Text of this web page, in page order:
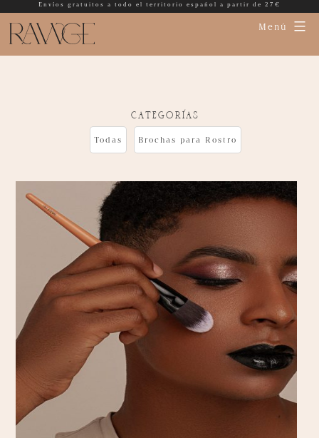
Menú
Envíos gratuitos a todo el territorio español a partir de 27€
categorías
Todas Brochas para Rostro